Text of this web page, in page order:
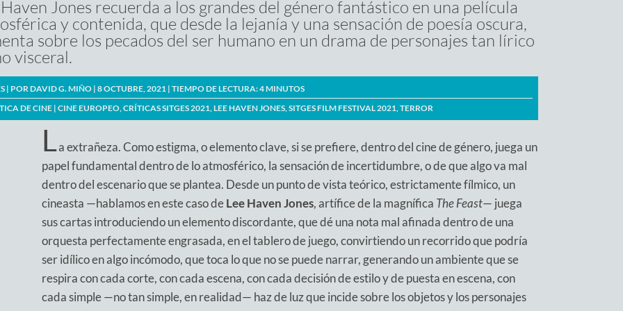
Jones recuerda a los grandes del género fantástico en una película
y contenida, que desde la lejanía y una sensación de poesía oscura,
sobre los pecados del ser humano en un drama de personajes tan lírico
visceral.
| PORDAVID G. MIÑO | 8 OCTUBRE, 2021 | TIEMPO DE LECTURA:4MINUTOS
DE CINE | CINE EUROPEO,CRÍTICAS SITGES 2021,LEE HAVEN JONES,SITGES FILM FESTIVAL 2021,TERROR
La extrañeza. Como estigma, o elemento clave, si se prefiere, dentro del cine de género, juega un
papel fundamental dentro de lo atmosférico, la sensación de incertidumbre, o de que algo va mal
dentro del escenario que se plantea. Desde un punto de vista teórico, estrictamente fílmico, un
cineasta —hablamos en este caso deLee Haven Jones, artífice de la magnífica The Feast— juega
sus cartas introduciendo un elemento discordante, que dé una nota mal afinada dentro de una
orquesta perfectamente engrasada, en el tablero de juego, convirtiendo un recorrido que podría
ser idílico en algo incómodo, que toca lo que no se puede narrar, generando un ambiente que se
respira con cada corte, con cada escena, con cada decisión de estilo y de puesta en escena, con
cada simple —no tan simple, en realidad— haz de luz que incide sobre los objetos y los personajes